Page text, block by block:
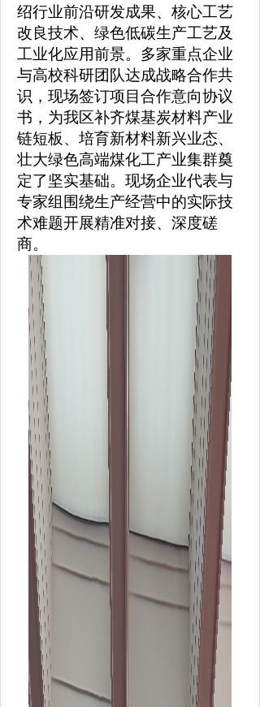
绍行业前沿研发成果、核心工艺
改良技术、绿色低碳生产工艺及
工业化应用前景。多家重点企业
与高校科研团队达成战略合作共
识，现场签订项目合作意向协议
书，为我区补齐煤基炭材料产业
链短板、培育新材料新兴业态、
壮大绿色高端煤化工产业集群奠
定了坚实基础。现场企业代表与
专家组围绕生产经营中的实际技
术难题开展精准对接、深度磋
商。